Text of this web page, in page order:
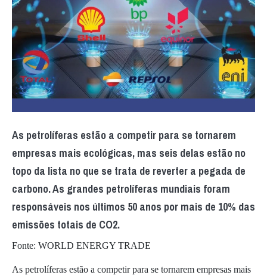
As petrolíferas estão a competir para se tornarem
empresas mais ecológicas, mas seis delas estão no
topo da lista no que se trata de reverter a pegada de
carbono. As grandes petrolíferas mundiais foram
responsáveis nos últimos 50 anos por mais de 10% das
emissões totais de CO2.
Fonte: WORLD ENERGY TRADE
As petrolíferas estão a competir para se tornarem empresas mais